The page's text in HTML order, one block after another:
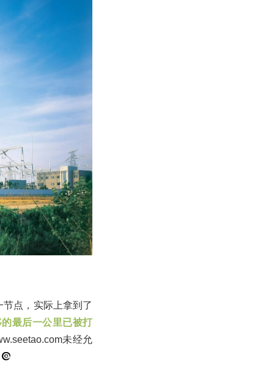
点，实际上拿到了
最后一公里已被打
未经允